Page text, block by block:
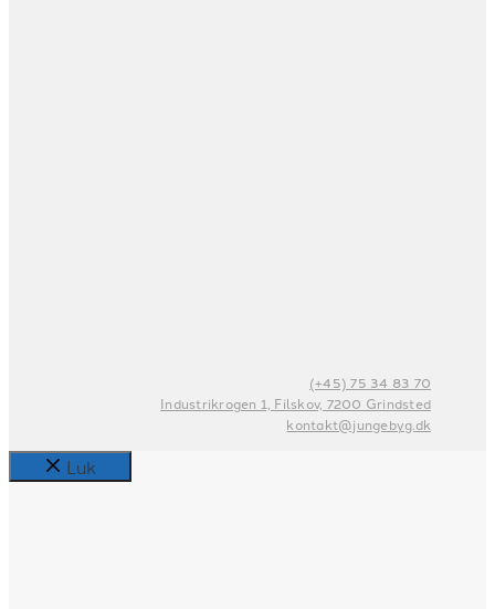
(+45) 75 34 83 70
Industrikrogen 1, Filskov, 7200 Grindsted
kontakt@jungebyg.dk
Luk